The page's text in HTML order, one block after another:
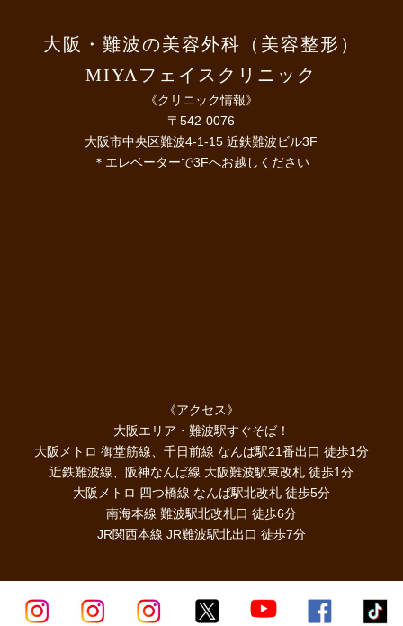
大阪・難波の美容外科（美容整形）
MIYAフェイスクリニック
《クリニック情報》
〒542-0076
大阪市中央区難波4-1-15 近鉄難波ビル3F
＊エレベーターで3Fへお越しください
《アクセス》
大阪エリア・難波駅すぐそば！
大阪メトロ 御堂筋線、千日前線 なんば駅21番出口 徒歩1分
近鉄難波線、阪神なんば線 大阪難波駅東改札 徒歩1分
大阪メトロ 四つ橋線 なんば駅北改札 徒歩5分
南海本線 難波駅北改札口 徒歩6分
JR関西本線 JR難波駅北出口 徒歩7分